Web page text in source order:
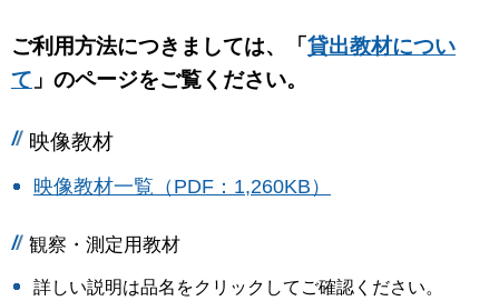
ご利用方法につきましては、「 貸出教材につい
て 」のページをご覧ください。
映像教材
映像教材一覧（PDF：1,260KB）
観察・測定用教材
詳しい説明は品名をクリックしてご確認ください。